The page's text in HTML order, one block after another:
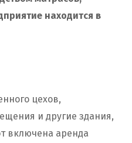
находится в
цехов,
и другие здания,
включена аренда